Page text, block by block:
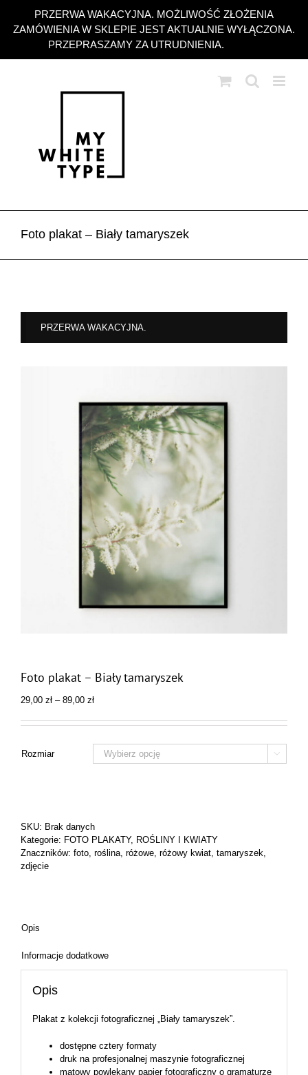
PRZERWA WAKACYJNA. MOŻLIWOŚĆ ZŁOŻENIA
ZAMÓWIENIA W SKLEPIE JEST AKTUALNIE WYŁĄCZONA.
PRZEPRASZAMY ZA UTRUDNIENIA.
zawartości
Foto plakat – Biały tamaryszek
PRZERWA WAKACYJNA.
Foto plakat – Biały tamaryszek
29,00 zł – 89,00 złZakres
od
89,00 zł
Rozmiar 
SKU: Brak danych
Kategorie: FOTO PLAKATY, ROŚLINY I KWIATY
Znaczników: foto, roślina, różowe, różowy kwiat, tamaryszek,
zdjęcie
Opis
Informacje dodatkowe
Opis
Plakat z kolekcji fotograficznej „Biały tamaryszek”.
dostępne cztery formaty
druk na profesjonalnej maszynie fotograficznej
matowy powlekany papier fotograficzny o gramaturze